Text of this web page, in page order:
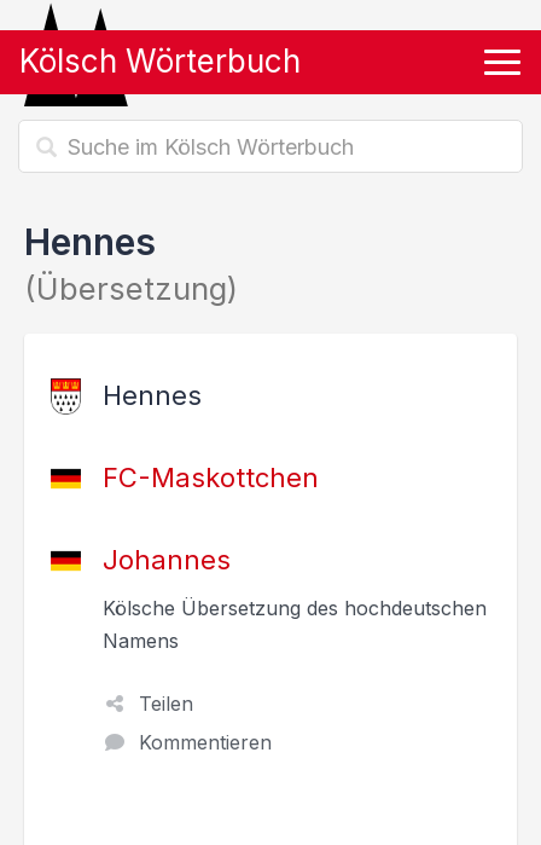
Kölsch Wörterbuch
Hennes
(Übersetzung)
Hennes
FC-Maskottchen
Johannes
Kölsche Übersetzung des hochdeutschen
Namens
Teilen
Kommentieren